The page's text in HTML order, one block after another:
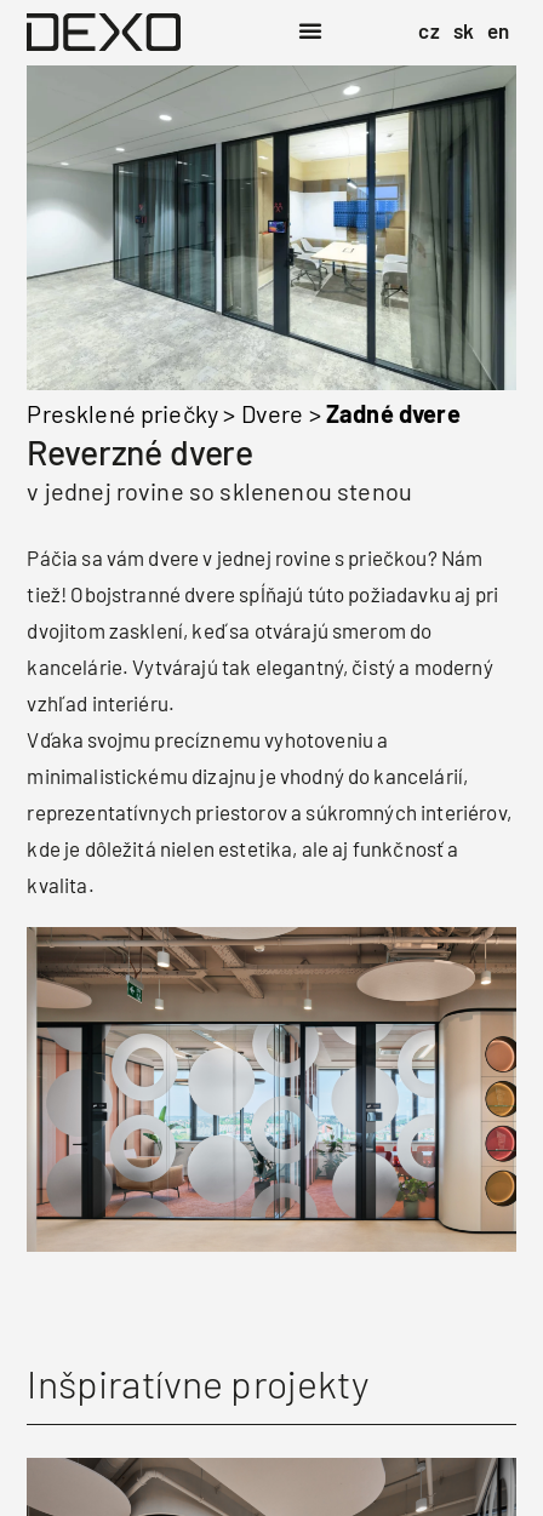
cz sk en
Presklené priečky> Dvere >Zadné dvere
Reverzné dvere
v jednej rovine so sklenenou stenou
Páčia sa vám dvere v jednej rovine s priečkou? Nám
tiež! Obojstranné dvere spĺňajú túto požiadavku aj pri
dvojitom zasklení, keď sa otvárajú smerom do
kancelárie. Vytvárajú tak elegantný, čistý a moderný
vzhľad interiéru.
Vďaka svojmu precíznemu vyhotoveniu a
minimalistickému dizajnu je vhodný do kancelárií,
reprezentatívnych priestorov a súkromných interiérov,
kde je dôležitá nielen estetika, ale aj funkčnosť a
kvalita.
Inšpiratívne projekty